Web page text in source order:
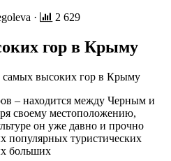
· 2 629
гор в Крыму
самых высоких гор в Крыму
– находится между Черным и
своему местоположению,
он уже давно и прочно
популярных туристических
больших